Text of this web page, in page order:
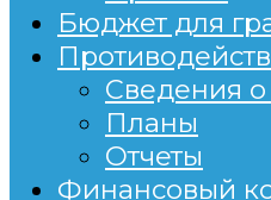
Бюджет для
Сведения
Планы
Отчеты
Финансовый